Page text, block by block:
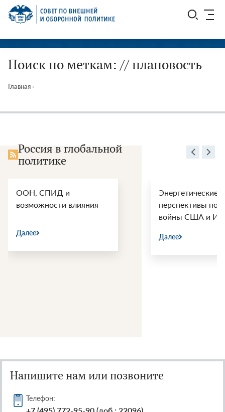
Перейти
СВОП
Поиск по меткам: // плановость
Главная ›
Россия в глобальной
политике
ООН, СПИД и
возможности влияния
Далее
Энергетические
перспективы
войны США и
Далее
Напишите нам или позвоните
Телефон: